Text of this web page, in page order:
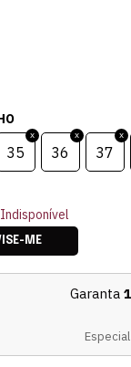
35 36 37
ME
Garanta